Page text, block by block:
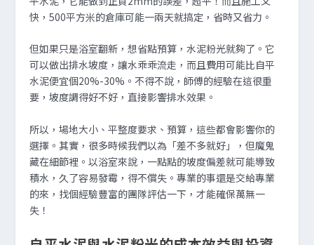
快，500平方米的倉庫可能一兩天就搞定，省時又省力。
但如果只是浴室翻新，想省點預算，水泥粉光就夠了。它
可以做出排水坡度，讓水乖乖流走，而且費用可能比自平
水泥便宜個20%-30%。不得不說，師傅的經驗在這很重
要，坡度調得好不好，直接影響排水效果。
所以，場地大小、平整度要求、預算，這些都會影響你的
選擇。其實，很多時候我們以為「差不多就好」，但魔鬼
藏在細節裡。以浴室來說，一點點的坡度偏差就可能導致
積水，久了容易發霉，得不償失。專業的事還是交給專業
的來，找個經驗豐富的團隊評估一下，才能確保萬無一
失！